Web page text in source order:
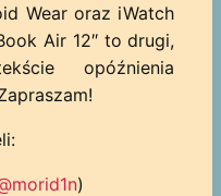
Wear oraz iWatch
Air 12″ to drugi,
opóźnienia
)